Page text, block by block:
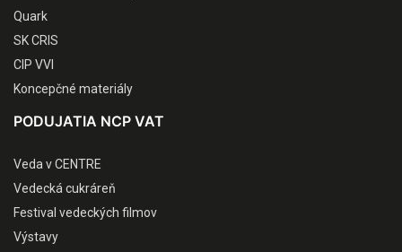
Quark
SK CRIS
CIP VVI
Koncepčné materiály
PODUJATIA NCP VAT
Veda v CENTRE
Vedecká cukráreň
Festival vedeckých filmov
Výstavy